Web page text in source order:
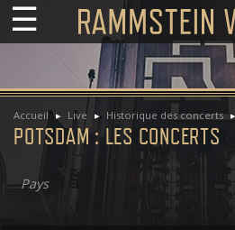
☰
Accueil Live Historique des concerts
POTSDAM : LES CONCERTS
Pays